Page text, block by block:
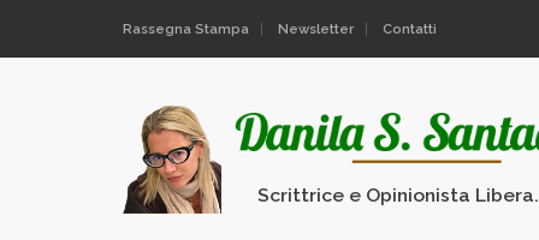
Rassegna Stampa Newsletter Contatti
Scrittrice e Opinionista